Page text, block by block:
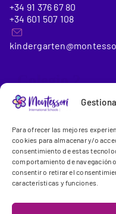
Para ofrecer las mejores
cookies para almacenar y/o
consentimiento de estas
comportamiento de navegación
consentir o retirar el
características y funciones.
+34 91 376 67 80
+34 601 507 108
_Colegio 2
Montessori
años)
Gregorio Benítez, 23-25
28043 Madrid
+34 91 300 13 44